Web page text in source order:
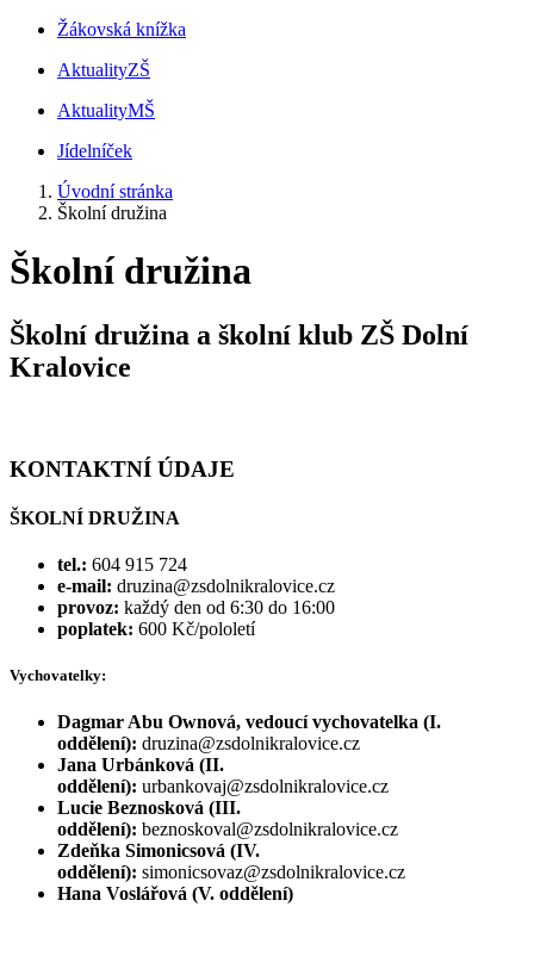
Žákovská knížka
AktualityZŠ
AktualityMŠ
Jídelníček
Úvodní stránka
Školní družina
Školní družina
Školní družina a školní klub ZŠ Dolní
Kralovice
KONTAKTNÍ ÚDAJE
ŠKOLNÍ DRUŽINA
tel.: 604 915 724
e-mail: druzina@zsdolnikralovice.cz
provoz: každý den od 6:30 do 16:00
poplatek: 600 Kč/pololetí
Vychovatelky:
Dagmar Abu Ownová, vedoucí vychovatelka (I.
oddělení): druzina@zsdolnikralovice.cz
Jana Urbánková (II.
oddělení): urbankovaj@zsdolnikralovice.cz
Lucie Beznosková (III.
oddělení): beznoskoval@zsdolnikralovice.cz
Zdeňka Simonicsová (IV.
oddělení): simonicsovaz@zsdolnikralovice.cz
Hana Voslářová (V. oddělení)